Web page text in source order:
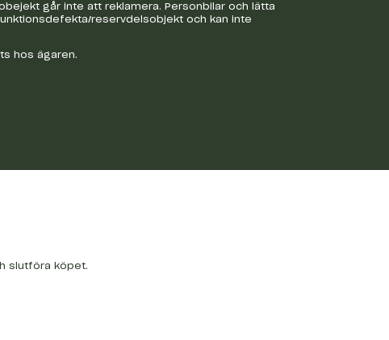
går inte att reklamera. Personbilar och lätta
reservdelsobjekt och kan inte
hos ägaren.
slutföra köpet.